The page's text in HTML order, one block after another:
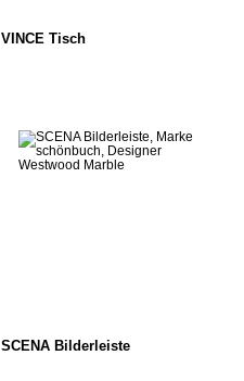
VINCE Tisch
SCENA Bilderleiste